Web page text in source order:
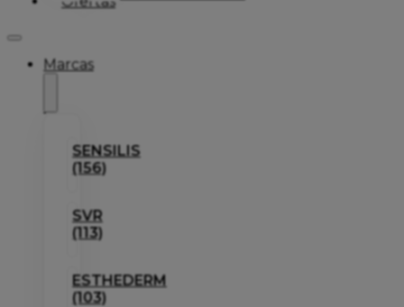
Marcas
SENSILIS
(156)
SVR
(113)
ESTHEDERM
(103)